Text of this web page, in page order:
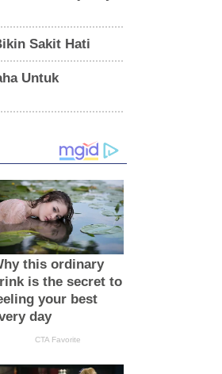
Sakit Hati
Untuk